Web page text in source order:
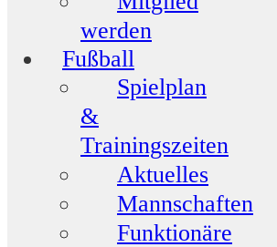
werden
Fußball
Spielplan
&
Trainingszeiten
Aktuelles
Mannschaften
Funktionäre